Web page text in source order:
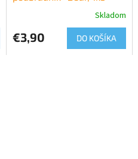
Skladom
€3,90 DO KOŠÍKA